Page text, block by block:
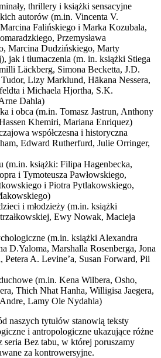
thrillery i książki sensacyjne
autorów (m.in. Vincenta V.
Falińskiego i Marka Kozubala,
Przemysława
Marcina Dudzińskiego, Marty
jak i tłumaczenia (m. in. książki Stiega
Läckberg, Simona Becketta, J.D.
Lizy Marklund, Häkana Nessera,
i Michaela Hjortha, S.K.
Dahla)
i obca (m.in. Tomasz Jastrun, Anthony
Khemiri, Mariana Enriquez)
współczesna i historyczna
Edward Rutherfurd, Julie Orringer,
(m.in. książki: Filipa Hagenbecka,
i Tymoteusza Pawłowskiego,
i Piotra Pytlakowskiego,
i młodzieży (m.in. książki
Ewy Nowak, Macieja
(m.in. książki Alexandra
D.Yaloma, Marshalla Rosenberga, Jona
Petera A. Levine’a, Susan Forward, Pii
(m.in. Kena Wilbera, Osho,
Thich Nhat Hanha, Willigisa Jaegera,
Lamy Ole Nydahla)
naszych tytułów stanowią teksty
i antropologiczne ukazujące różne
seria Bez tabu, w której poruszamy
za kontrowersyjne.